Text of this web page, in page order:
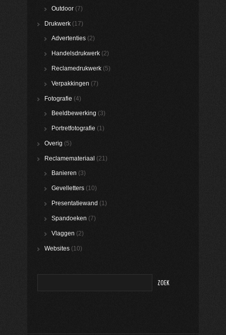
Outdoor (7)
Drukwerk (17)
Advertenties (2)
Handelsdrukwerk (2)
Reclamedrukwerk (5)
Verpakkingen (7)
Fotografie (4)
Beeldbewerking (3)
Portretfotografie (1)
Overig (5)
Reclamemateriaal (21)
Banieren (3)
Gevelletters (10)
Presentatiewand (1)
Spandoeken (7)
Vlaggen (2)
Websites (10)